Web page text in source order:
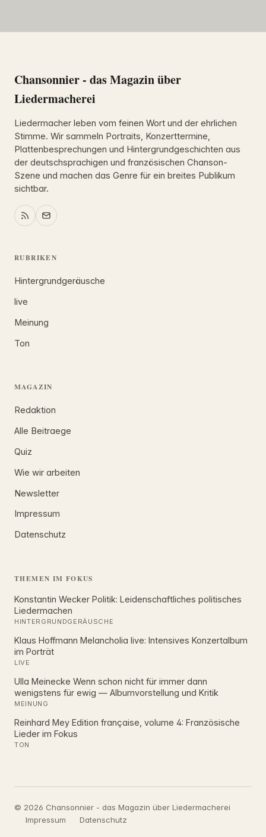
Chansonnier - das Magazin über
Liedermacherei
Liedermacher leben vom feinen Wort und der ehrlichen
Stimme. Wir sammeln Portraits, Konzerttermine,
Plattenbesprechungen und Hintergrundgeschichten aus
der deutschsprachigen und französischen Chanson-
Szene und machen das Genre für ein breites Publikum
sichtbar.
RUBRIKEN
Hintergrundgeräusche
live
Meinung
Ton
MAGAZIN
Redaktion
Alle Beitraege
Quiz
Wie wir arbeiten
Newsletter
Impressum
Datenschutz
THEMEN IM FOKUS
Konstantin Wecker Politik: Leidenschaftliches politisches
Liedermachen
HINTERGRUNDGERÄUSCHE
Klaus Hoffmann Melancholia live: Intensives Konzertalbum
im Porträt
LIVE
Ulla Meinecke Wenn schon nicht für immer dann
wenigstens für ewig — Albumvorstellung und Kritik
MEINUNG
Reinhard Mey Edition française, volume 4: Französische
Lieder im Fokus
TON
© 2026 Chansonnier - das Magazin über Liedermacherei
Impressum
Datenschutz